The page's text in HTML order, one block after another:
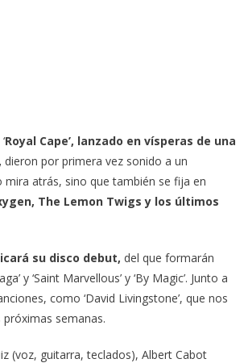
Royal Cape’, lanzado en vísperas de una
dieron por primera vez sonido a un
atrás, sino que también se fija en
The Lemon Twigs y los últimos
su disco debut, del que formarán
y ‘Saint Marvellous’ y ‘By Magic’. Junto a
como ‘David Livingstone’, que nos
semanas.
(voz, guitarra, teclados), Albert Cabot